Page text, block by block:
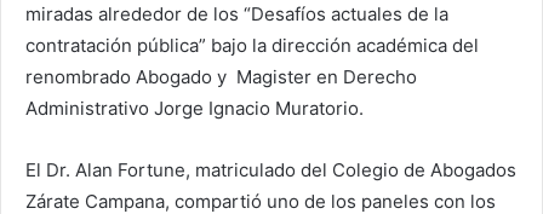
miradas alrededor de los “Desafíos actuales de la
contratación pública” bajo la dirección académica del
renombrado Abogado y Magister en Derecho
Administrativo Jorge Ignacio Muratorio.
El Dr. Alan Fortune, matriculado del Colegio de Abogados
Zárate Campana, compartió uno de los paneles con los